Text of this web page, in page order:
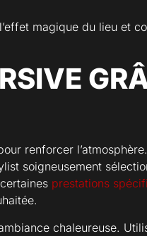
magique du lieu et
renforcer
soigneusement
prestations
chaleureuse.